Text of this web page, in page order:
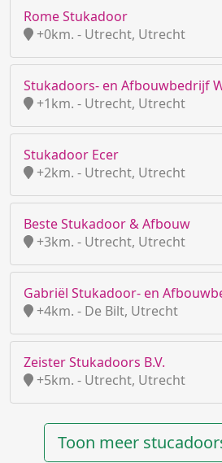
Rome Stukadoor
+0km. - Utrecht, Utrecht
Stukadoors- en Afbouwbedrijf
+1km. - Utrecht, Utrecht
Stukadoor Ecer
+2km. - Utrecht, Utrecht
Beste Stukadoor & Afbouw
+3km. - Utrecht, Utrecht
Gabriël Stukadoor- en
+4km. - De Bilt, Utrecht
Zeister Stukadoors B.V.
+5km. - Utrecht, Utrecht
Toon meer